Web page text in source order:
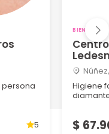
5
BIENESTAR
Higiene
$